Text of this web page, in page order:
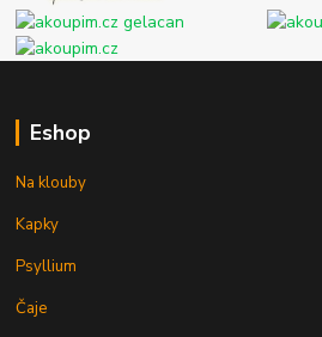
Eshop
Na klouby
Kapky
Psyllium
Čaje